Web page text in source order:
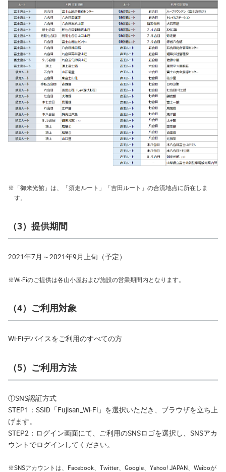
※ 「御来光館」は、「須走ルート」「吉田ルート」の合流地点に所在しま
す。
（3）提供期間
2021年7月～2021年9月上旬（予定）
※Wi-Fiのご提供は各山小屋および施設の営業期間内となります。
（4）ご利用対象
Wi-Fiデバイスをご利用のすべての方
（5）ご利用方法
①SNS認証方式
STEP1：SSID「Fujisan_Wi-Fi」を選択いただき、ブラウザを立ち上
げます。
STEP2：ログイン画面にて、ご利用のSNSロゴを選択し、SNSアカ
ウントでログインしてください。
※SNSアカウントは、Facebook、Twitter、Google、Yahoo! JAPAN、Weiboが